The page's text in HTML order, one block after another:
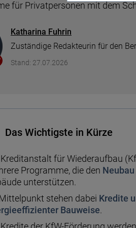
KfW
Vergleich
Vergleich
Vergleich
wechseln
für Privat­personen mit dem
Katharina Fuhrin
Zuständige Redakteurin für den
Stand: 27.07.2026
Das Wichtigste in Kürze
Kreditanstalt für Wiederaufbau
Programme, die den Neubau
unterstützen.
stehen dabei Kredite
Bauweise.